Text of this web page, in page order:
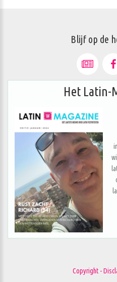
Blijf op de
Het Latin-
Copyright -